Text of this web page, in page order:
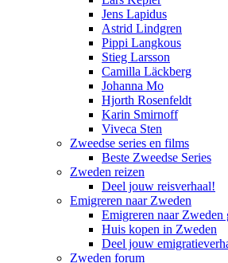
Jens Lapidus
Astrid Lindgren
Pippi Langkous
Stieg Larsson
Camilla Läckberg
Johanna Mo
Hjorth Rosenfeldt
Karin Smirnoff
Viveca Sten
Zweedse series en films
Beste Zweedse Series
Zweden reizen
Deel jouw reisverhaal!
Emigreren naar Zweden
Emigreren naar Zweden
Huis kopen in Zweden
Deel jouw
Zweden forum